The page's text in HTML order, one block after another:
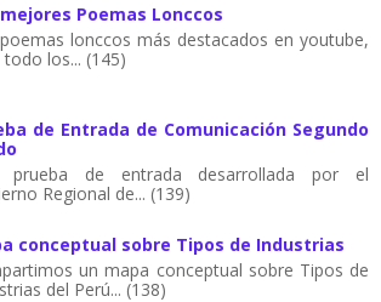
Poemas Lonccos
lonccos más destacados en youtube,
los... (145)
de Entrada de Comunicación Segundo
prueba de entrada desarrollada por el
Regional de... (139)
conceptual sobre Tipos de Industrias
un mapa conceptual sobre Tipos de
del Perú... (138)